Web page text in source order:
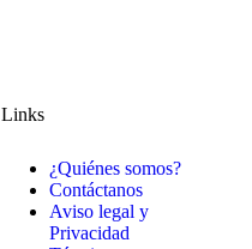
Links
¿Quiénes somos?
Contáctanos
Aviso legal y
Privacidad